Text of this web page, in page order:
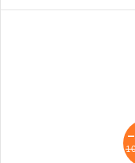
Typ baterie: Koupelnová